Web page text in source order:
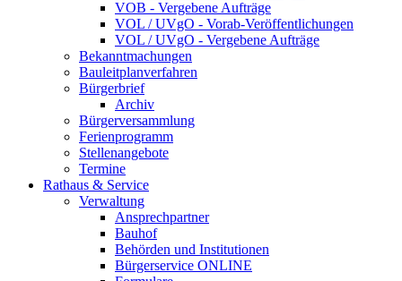
VOB - Vergebene Aufträge
VOL / UVgO - Vorab-Veröffentlichungen
VOL / UVgO - Vergebene Aufträge
Bekanntmachungen
Bauleitplanverfahren
Bürgerbrief
Archiv
Bürgerversammlung
Ferienprogramm
Stellenangebote
Termine
Rathaus & Service
Verwaltung
Ansprechpartner
Bauhof
Behörden und Institutionen
Bürgerservice ONLINE